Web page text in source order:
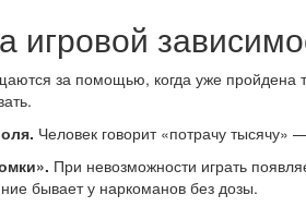
игровой
за помощью, когда уже
Человек говорит «потрачу
При невозможности играть
бывает у наркоманов без дозы.